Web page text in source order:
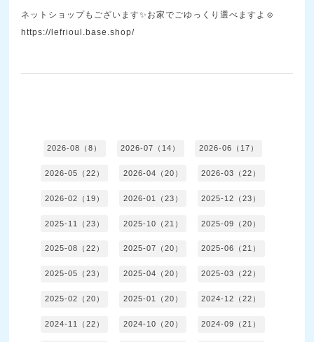
ネットショップもございます✨お家でごゆっくり選べますよ☺️
https://lefrioul.base.shop/
2026-08（8） 2026-07（14） 2026-06（17）
2026-05（22） 2026-04（20） 2026-03（22）
2026-02（19） 2026-01（23） 2025-12（23）
2025-11（23） 2025-10（21） 2025-09（20）
2025-08（22） 2025-07（20） 2025-06（21）
2025-05（23） 2025-04（20） 2025-03（22）
2025-02（20） 2025-01（20） 2024-12（22）
2024-11（22） 2024-10（20） 2024-09（21）